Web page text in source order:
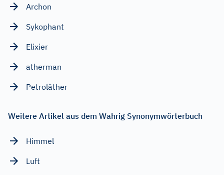
Archon
Sykophant
Elixier
atherman
Petroläther
Weitere Artikel aus dem Wahrig Synonymwörterbuch
Himmel
Luft